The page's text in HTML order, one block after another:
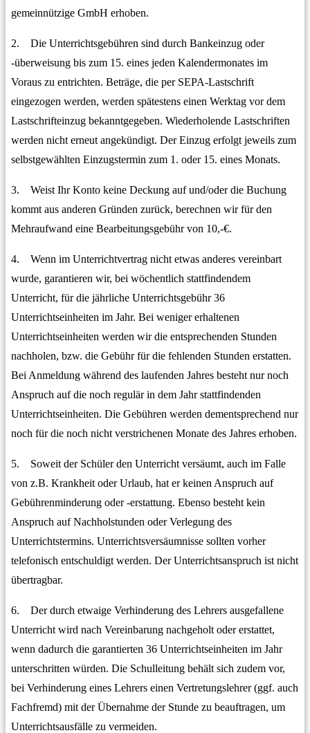
gemeinnützige GmbH erhoben.
2. Die Unterrichtsgebühren sind durch Bankeinzug oder
-überweisung bis zum 15. eines jeden Kalendermonates im
Voraus zu entrichten. Beträge, die per SEPA-Lastschrift
eingezogen werden, werden spätestens einen Werktag vor dem
Lastschrifteinzug bekanntgegeben. Wiederholende Lastschriften
werden nicht erneut angekündigt. Der Einzug erfolgt jeweils zum
selbstgewählten Einzugstermin zum 1. oder 15. eines Monats.
3. Weist Ihr Konto keine Deckung auf und/oder die Buchung
kommt aus anderen Gründen zurück, berechnen wir für den
Mehraufwand eine Bearbeitungsgebühr von 10,-€.
4. Wenn im Unterrichtvertrag nicht etwas anderes vereinbart
wurde, garantieren wir, bei wöchentlich stattfindendem
Unterricht, für die jährliche Unterrichtsgebühr 36
Unterrichtseinheiten im Jahr. Bei weniger erhaltenen
Unterrichtseinheiten werden wir die entsprechenden Stunden
nachholen, bzw. die Gebühr für die fehlenden Stunden erstatten.
Bei Anmeldung während des laufenden Jahres besteht nur noch
Anspruch auf die noch regulär in dem Jahr stattfindenden
Unterrichtseinheiten. Die Gebühren werden dementsprechend nur
noch für die noch nicht verstrichenen Monate des Jahres erhoben.
5. Soweit der Schüler den Unterricht versäumt, auch im Falle
von z.B. Krankheit oder Urlaub, hat er keinen Anspruch auf
Gebührenminderung oder -erstattung. Ebenso besteht kein
Anspruch auf Nachholstunden oder Verlegung des
Unterrichtstermins. Unterrichtsversäumnisse sollten vorher
telefonisch entschuldigt werden. Der Unterrichtsanspruch ist nicht
übertragbar.
6. Der durch etwaige Verhinderung des Lehrers ausgefallene
Unterricht wird nach Vereinbarung nachgeholt oder erstattet,
wenn dadurch die garantierten 36 Unterrichtseinheiten im Jahr
unterschritten würden. Die Schulleitung behält sich zudem vor,
bei Verhinderung eines Lehrers einen Vertretungslehrer (ggf. auch
Fachfremd) mit der Übernahme der Stunde zu beauftragen, um
Unterrichtsausfälle zu vermeiden.